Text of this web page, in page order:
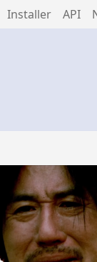
Installer API